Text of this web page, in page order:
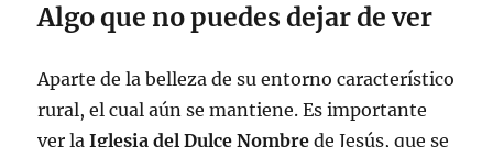
Algo que no puedes dejar de ver
Aparte de la belleza de su entorno característico
rural, el cual aún se mantiene. Es importante
ver laIglesia del Dulce Nombre de Jesús, que se